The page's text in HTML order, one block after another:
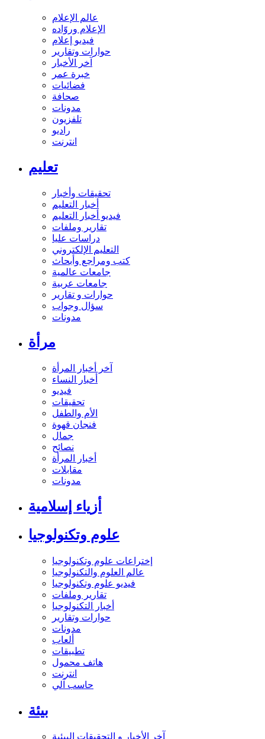
عالم الإعلام
الإعلام وروّاده
فيديو إعلام
حوارات وتقارير
آخر الأخبار
خبرة عمر
فضائيات
صحافة
مدونات
تلفزيون
راديو
انترنت
تعليم
تحقيقات وأخبار
أخبار التعليم
فيديو أخبار التعليم
تقارير وملفات
دراسات عليا
التعليم الإلكتروني
كتب ومراجع وأبحاث
جامعات عالمية
جامعات عربية
حوارات و تقارير
سؤال وجواب
مدونات
مرأة
آخر أخبار المرأة
أخبار النساء
فيديو
تحقيقات
الأم والطفل
فنجان قهوة
جمال
نصائح
أخبار المرأة
مقابلات
مدونات
أزياء إسلامية
علوم وتكنولوجيا
إختراعات علوم وتكنولوجيا
عالم العلوم والتكنولوجيا
فيديو علوم وتكنولوجيا
تقارير وملفات
أخبار التكنولوجيا
حوارات وتقارير
مدونات
ألعاب
تطبيقات
هاتف محمول
انترنت
حاسب آلي
بيئة
آخر الأخبار و التحقيقات البيئية